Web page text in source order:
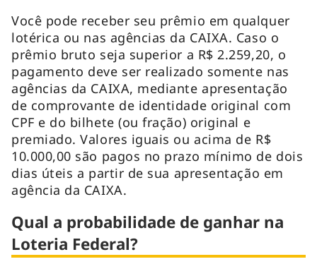
Você pode receber seu prêmio em qualquer
lotérica ou nas agências da CAIXA. Caso o
prêmio bruto seja superior a R$ 2.259,20, o
pagamento deve ser realizado somente nas
agências da CAIXA, mediante apresentação
de comprovante de identidade original com
CPF e do bilhete (ou fração) original e
premiado. Valores iguais ou acima de R$
10.000,00 são pagos no prazo mínimo de dois
dias úteis a partir de sua apresentação em
agência da CAIXA.
Qual a probabilidade de ganhar na
Loteria Federal?